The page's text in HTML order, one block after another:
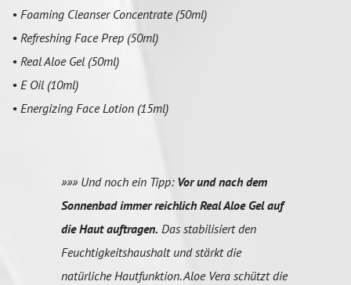
• Foaming Cleanser Concentrate (50ml)
• Refreshing Face Prep (50ml)
• Real Aloe Gel (50ml)
• E Oil (10ml)
• Energizing Face Lotion (15ml)
»»» Und noch ein Tipp: Vor und nach dem
Sonnenbad immer reichlich Real Aloe Gel auf
die Haut auftragen. Das stabilisiert den
Feuchtigkeitshaushalt und stärkt die
natürliche Hautfunktion. Aloe Vera schützt die